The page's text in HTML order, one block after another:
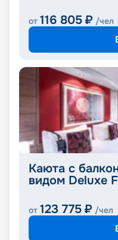
от 116 805 ₽ /чел
Каюта с
видом Deluxe
от 123 775 ₽ /чел